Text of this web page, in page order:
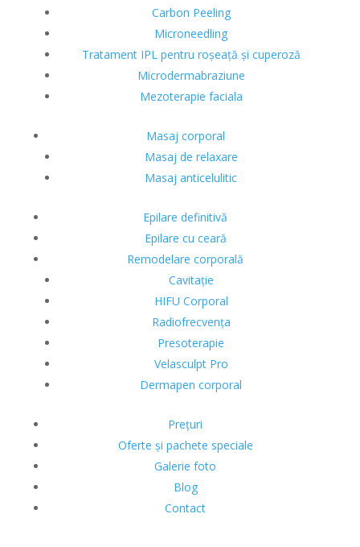
Carbon Peeling
Microneedling
Tratament IPL pentru roșeață și cuperoză
Microdermabraziune
Mezoterapie faciala
Masaj corporal
Masaj de relaxare
Masaj anticelulitic
Epilare definitivă
Epilare cu ceară
Remodelare corporală
Cavitație
HIFU Corporal
Radiofrecvența
Presoterapie
Velasculpt Pro
Dermapen corporal
Prețuri
Oferte și pachete speciale
Galerie foto
Blog
Contact